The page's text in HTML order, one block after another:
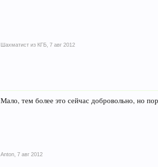
Шахматист из КГБ 7 авг 2012
Мало, тем более это сейчас добровольно, но
Anton 7 авг 2012